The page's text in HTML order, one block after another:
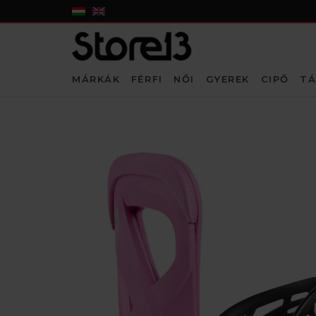
MÁRKÁK FÉRFI NŐI GYEREK CIPŐ